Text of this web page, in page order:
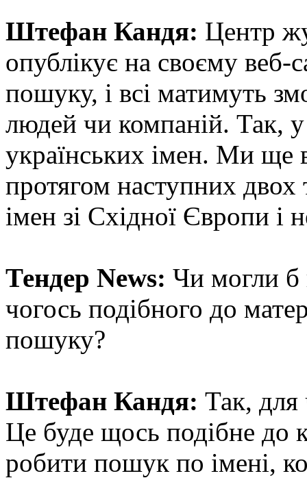
Штефан Кандя: Центр
опублікує на своєму веб-
пошуку, і всі матимуть
людей чи компаній. Так, у
українських імен. Ми ще
протягом наступних двох
імен зі Східної Європи і
Тендер News: Чи могли б
чогось подібного до
пошуку?
Штефан Кандя: Так, для
Це буде щось подібне до
робити пошук по імені,